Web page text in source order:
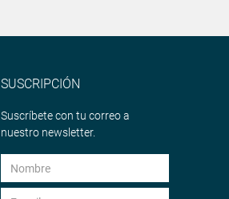
SUSCRIPCIÓN
Suscríbete con tu correo a
nuestro newsletter.